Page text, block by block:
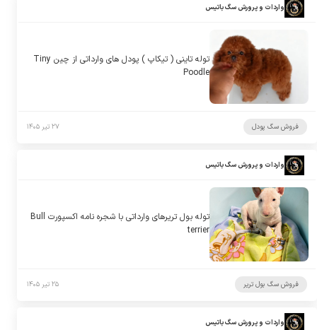
واردات و پرورش سگ باتیس
توله تاینی ( تیکاپ ) پودل های وارداتی از چین Tiny
Poodle
فروش سگ پودل ۲۷ تیر ۱۴۰۵
واردات و پرورش سگ باتیس
توله بول تریرهای وارداتی با شجره نامه اکسپورت Bull
terrier
فروش سگ بول تریر ۲۵ تیر ۱۴۰۵
واردات و پرورش سگ باتیس